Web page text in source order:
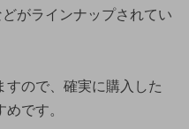
がラインナップされてい
すので、確実に購入した
です。